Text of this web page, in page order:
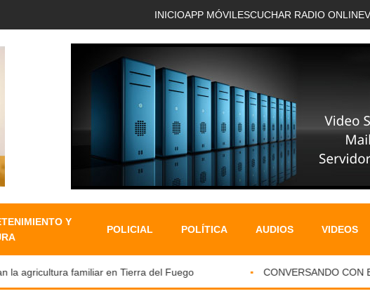
INICIOAPP MÓVIL ESCUCHAR RADIO ONLINE
Y
POLICIAL POLÍTICA AUDIOS VIDEOS
familiar en Tierra del Fuego CONVERSANDO CON EL